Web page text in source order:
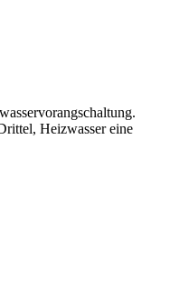
Heizwasser eine